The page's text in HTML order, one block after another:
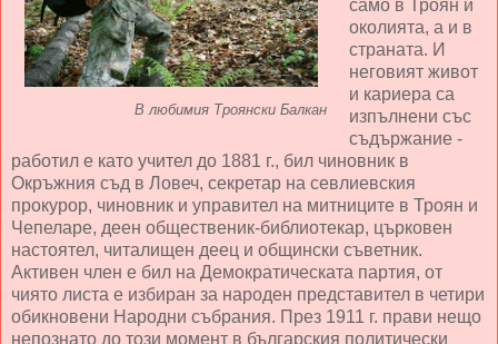
В любимия Троянски Балкан
само в Троян и
околията, а и в
страната. И
неговият живот
и кариера са
изпълнени със
съдържание -
работил е като учител до 1881 г., бил чиновник в
Окръжния съд в Ловеч, секретар на севлиевския
прокурор, чиновник и управител на митниците в Троян и
Чепеларе, деен общественик-библиотекар, църковен
настоятел, читалищен деец и общински съветник.
Активен член е бил на Демократическата партия, от
чиято листа е избиран за народен представител в четири
обикновени Народни събрания. През 1911 г. прави нещо
непознато до този момент в българския политически